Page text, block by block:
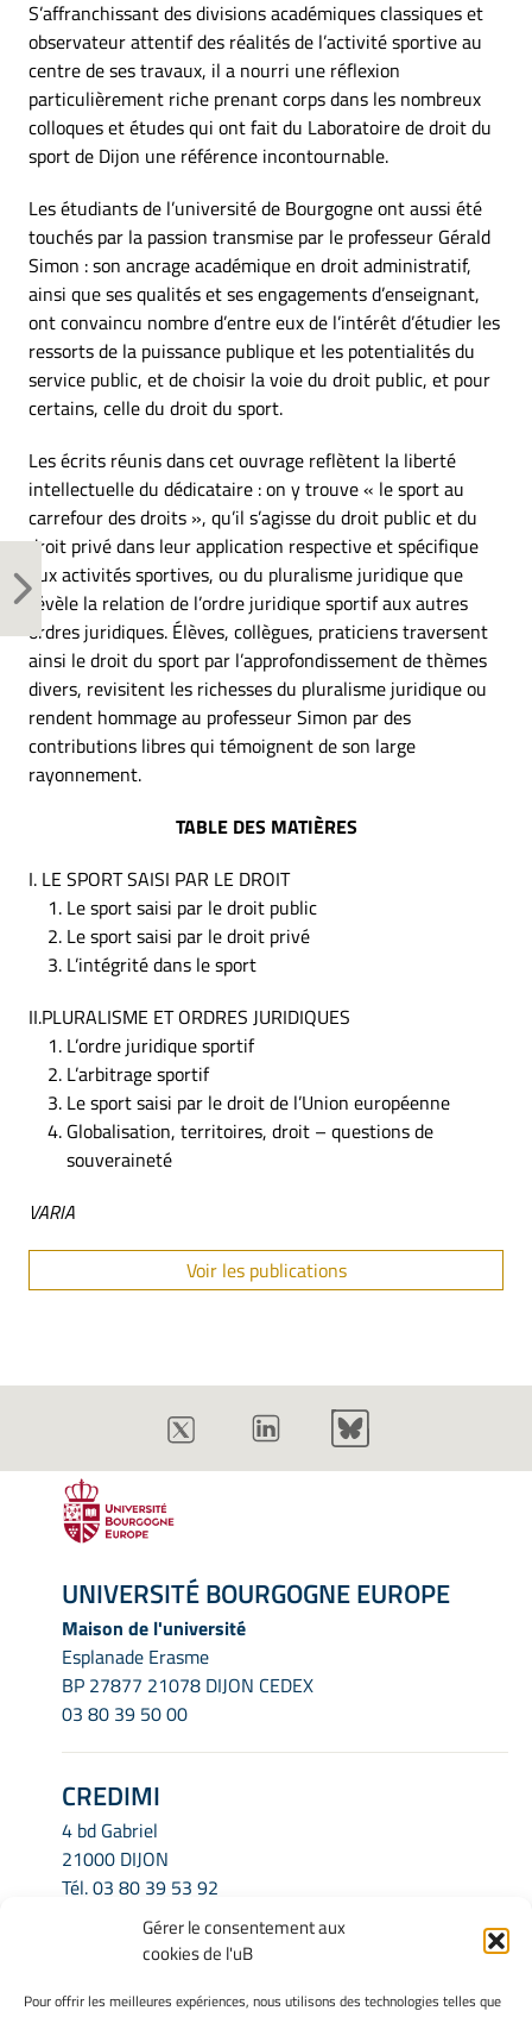
Gérer le consentement aux
cookies de l'uB
Pour offrir les meilleures expériences, nous utilisons des technologies telles que
S’affranchissant des divisions académiques classiques et
observateur attentif des réalités de l’activité sportive au
centre de ses travaux, il a nourri une réflexion
particulièrement riche prenant corps dans les nombreux
colloques et études qui ont fait du Laboratoire de droit du
sport de Dijon une référence incontournable.
Les étudiants de l’université de Bourgogne ont aussi été
touchés par la passion transmise par le professeur Gérald
Simon : son ancrage académique en droit administratif,
ainsi que ses qualités et ses engagements d’enseignant,
ont convaincu nombre d’entre eux de l’intérêt d’étudier les
ressorts de la puissance publique et les potentialités du
service public, et de choisir la voie du droit public, et pour
certains, celle du droit du sport.
Les écrits réunis dans cet ouvrage reflètent la liberté
intellectuelle du dédicataire : on y trouve « le sport au
carrefour des droits », qu’il s’agisse du droit public et du
droit privé dans leur application respective et spécifique
aux activités sportives, ou du pluralisme juridique que
révèle la relation de l’ordre juridique sportif aux autres
ordres juridiques. Élèves, collègues, praticiens traversent
ainsi le droit du sport par l’approfondissement de thèmes
divers, revisitent les richesses du pluralisme juridique ou
rendent hommage au professeur Simon par des
contributions libres qui témoignent de son large
rayonnement.
TABLE DES MATIÈRES
I. LE SPORT SAISI PAR LE DROIT
Le sport saisi par le droit public
Le sport saisi par le droit privé
L’intégrité dans le sport
II.PLURALISME ET ORDRES JURIDIQUES
L’ordre juridique sportif
L’arbitrage sportif
Le sport saisi par le droit de l’Union européenne
Globalisation, territoires, droit – questions de
souveraineté
VARIA
Voir les publications
UNIVERSITÉ BOURGOGNE EUROPE
Maison de l'université
Esplanade Erasme
BP 27877 21078 DIJON CEDEX
03 80 39 50 00
CREDIMI
4 bd Gabriel
21000 DIJON
Tél.03 80 39 53 92
credimi.secretariat@u-bourgogne.fr
INFORMATIONS LÉGALES